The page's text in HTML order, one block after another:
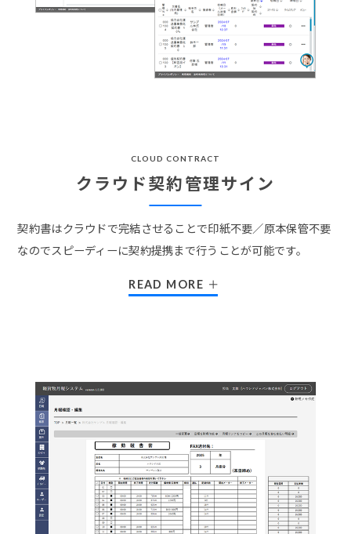
CLOUD CONTRACT
クラウド契約管理サイン
契約書はクラウドで完結させることで印紙不要／原本保管不要
なのでスピーディーに契約提携まで行うことが可能です。
READ MORE